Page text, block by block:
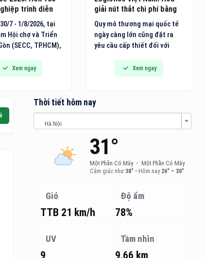
chi phí bằng
và công nghệ
mại quốc tế
lớn cũng đặt ra
thiết đối với
của Việt
lực logistics
hàng hóa mà còn
khả năng thu hút
rộng thị trường
của quốc gia trong
Xem ngay
Mắt Bệnh viện Đại học
Phenikaa
Ngày 23/7, Trung tâm Mắt
Bệnh viện Đại học Phenikaa
– Dr. Bùi Tiến Hùng chính
dấu bước phát triển quan
trọng trong chiến lược hoàn
sâu của bệnh viện, đồng thời
mang đến cho người dân
trị và phẫu thuật mắt chất
lượng cao theo mô hình
nhãn khoa chuyên sâu.
Xem ngay
Thời tiết hôm nay
Hà Nội
31°
Một Phần Có Mây • Một Phần Có Mây
Cảm giác như 38° • Hôm nay 26° – 30°
Gió
TTB 21 km/h
Độ ẩm
78%
UV
9
Tầm nhìn
9.66 km